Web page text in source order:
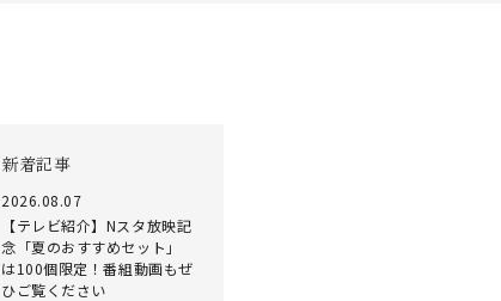
新着記事
2026.08.07
【テレビ紹介】Nスタ放映記
念「夏のおすすめセット」
は100個限定！番組動画もぜ
ひご覧ください